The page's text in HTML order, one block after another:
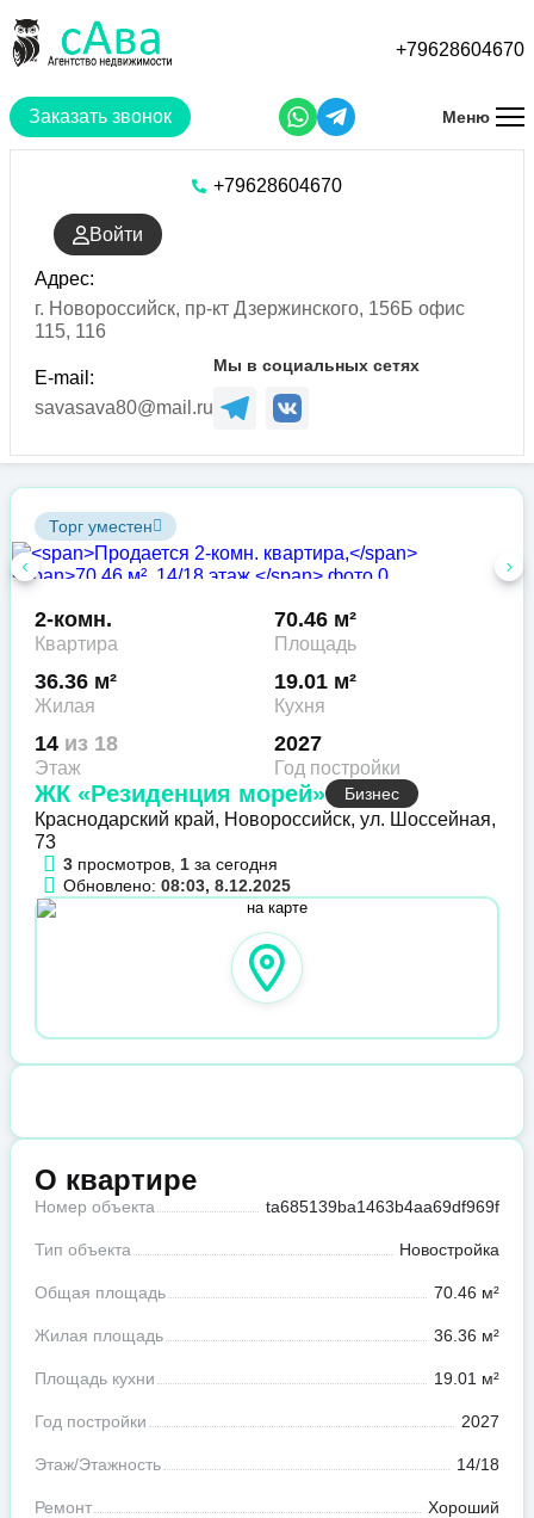
основному
Заказать звонок
+79628604670
Меню
+79628604670
Войти
Адрес:
г. Новороссийск, пр-кт Дзержинского, 156Б офис
115, 116
E-mail:
savasava80@mail.ru
Мы в социальных сетях
Торг уместен
2-комн.
Квартира
70.46 м²
Площадь
36.36 м²
Жилая
19.01 м²
Кухня
14 из 18
Этаж
2027
Год постройки
ЖК «Резиденция морей» Бизнес
Краснодарский край, Новороссийск, ул. Шоссейная,
73
3 просмотров, 1 за сегодня
Обновлено: 08:03, 8.12.2025
О квартире
Номер объекта ta685139ba1463b4aa69df969f
Тип объекта Новостройка
Общая площадь 70.46 м²
Жилая площадь 36.36 м²
Площадь кухни 19.01 м²
Год постройки 2027
Этаж/Этажность 14/18
Ремонт Хороший